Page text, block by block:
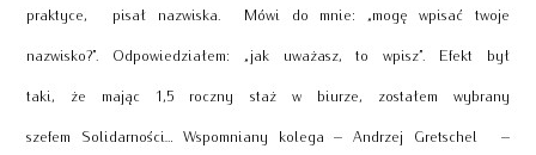
praktyce, pisał nazwiska. Mówi do mnie: „mogę wpisać twoje
nazwisko?”. Odpowiedziałem: „jak uważasz, to wpisz”. Efekt był
taki, że mając 1,5 roczny staż w biurze, zostałem wybrany
szefem Solidarności… Wspomniany kolega – Andrzej Gretschel –